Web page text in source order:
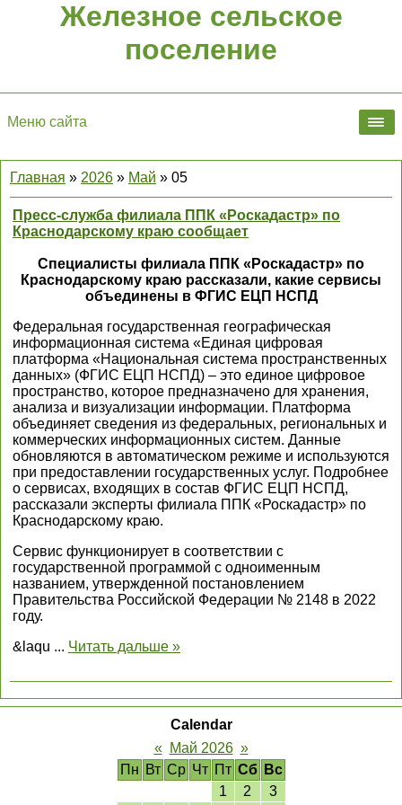
Железное сельское
поселение
Меню сайта
Главная » 2026 » Май » 05
Пресс-служба филиала ППК «Роскадастр» по
Краснодарскому краю сообщает
Специалисты филиала ППК «Роскадастр» по
Краснодарскому краю рассказали, какие сервисы
объединены в ФГИС ЕЦП НСПД
Федеральная государственная географическая
информационная система «Единая цифровая
платформа «Национальная система пространственных
данных» (ФГИС ЕЦП НСПД) – это единое цифровое
пространство, которое предназначено для хранения,
анализа и визуализации информации. Платформа
объединяет сведения из федеральных, региональных и
коммерческих информационных систем. Данные
обновляются в автоматическом режиме и используются
при предоставлении государственных услуг. Подробнее
о сервисах, входящих в состав ФГИС ЕЦП НСПД,
рассказали эксперты филиала ППК «Роскадастр» по
Краснодарскому краю.
Сервис функционирует в соответствии с
государственной программой с одноименным
названием, утвержденной постановлением
Правительства Российской Федерации № 2148 в 2022
году.
&laqu ... Читать дальше »
Calendar
«
Май 2026 »
Пн Вт Ср Чт Пт Сб
Вс
1
2
3